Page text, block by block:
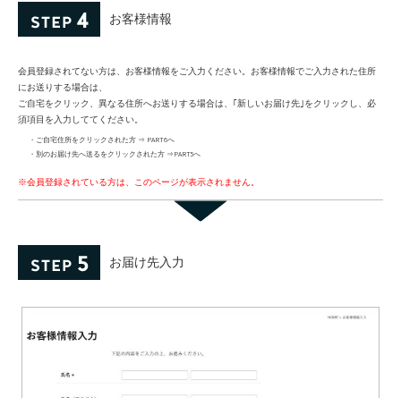
お客様情報
会員登録されてない方は、お客様情報をご入力ください。お客様情報でご入力された住所
にお送りする場合は、
ご自宅をクリック、異なる住所へお送りする場合は、｢新しいお届け先｣をクリックし、必
須項目を入力しててください。
・ご自宅住所をクリックされた方 ⇒ PART6へ
・別のお届け先へ送るをクリックされた方 ⇒PART5へ
※会員登録されている方は、このページが表示されません。
お届け先入力